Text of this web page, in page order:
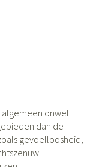
algemeen onwel
dan de
gevoelloosheid,